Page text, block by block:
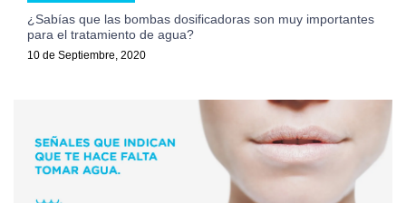
¿Sabías que las bombas dosificadoras son muy importantes
para el tratamiento de agua?
10 de Septiembre, 2020